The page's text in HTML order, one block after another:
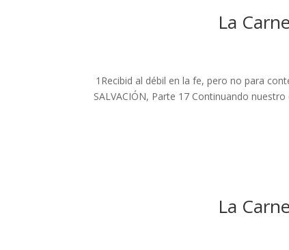
La
1Recibid al débil en la fe, pero no para
SALVACIÓN, Parte 17 Continuando
La